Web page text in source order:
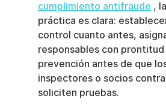
cumplimiento antifraude ,
práctica es clara:
control cuanto antes,
responsables con
prevención antes de que
inspectores o socios
soliciten pruebas.